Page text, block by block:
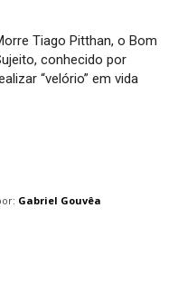
Tiago Pitthan, o Bom
conhecido por
“velório” em vida
Gabriel Gouvêa